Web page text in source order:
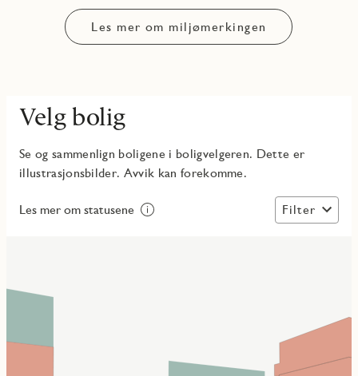
Les mer om miljømerkingen
Velg bolig
Se og sammenlign boligene i boligvelgeren. Dette er
illustrasjonsbilder. Avvik kan forekomme.
Les mer om statusene Filter